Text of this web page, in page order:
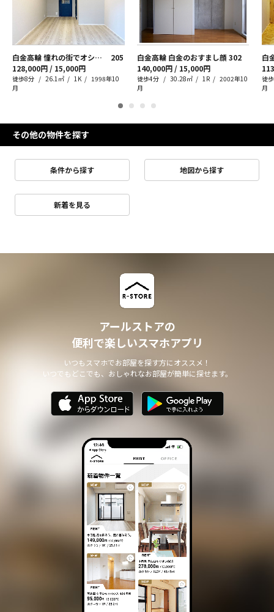
白金高輪 憧れの街でオシャレに暮らす
205
128,000円 / 15,000円
徒歩8分 26.1㎡ 1K
1998年10
月
白金高輪 白金のおすまし顔 302
140,000円 / 15,000円
徒歩4分 30.28㎡ 1R
2002年10
月
徒
月
その他の物件を探す
条件から探す 地図から探す
新着を見る
アールストアの
便利で楽しいスマホアプリ
いつもスマホでお部屋を探す方にオススメ！
いつでもどこでも、おしゃれなお部屋が簡単に探せます。